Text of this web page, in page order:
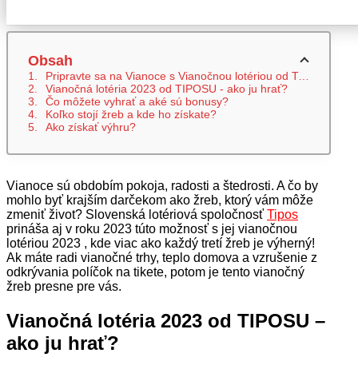
Obsah
Pripravte sa na Vianoce s Vianočnou lotériou od Tiposu
Vianočná lotéria 2023 od TIPOSU - ako ju hrať?
Čo môžete vyhrať a aké sú bonusy?
Koľko stojí žreb a kde ho získate?
Ako získať výhru?
Vianoce sú obdobím pokoja, radosti a štedrosti. A čo by
mohlo byť krajším darčekom ako žreb, ktorý vám môže
zmeniť život? Slovenská lotériová spoločnosť Tipos
prináša aj v roku 2023 túto možnosť s jej vianočnou
lotériou 2023 , kde viac ako každý tretí žreb je výherný!
Ak máte radi vianočné trhy, teplo domova a vzrušenie z
odkrývania políčok na tikete, potom je tento vianočný
žreb presne pre vás.
Vianočná lotéria 2023 od TIPOSU –
ako ju hrať?